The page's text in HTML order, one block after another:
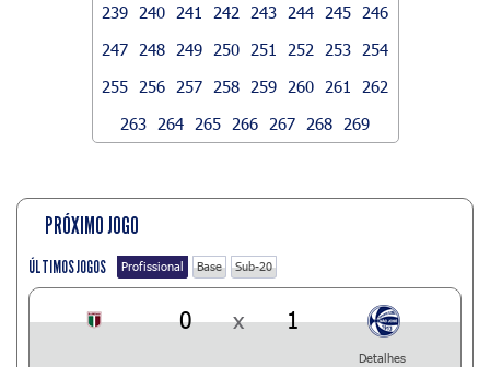
239
240 241 242 243 244 245
246
247
248 249 250 251 252 253
254
255
256 257 258 259 260 261
262
263
264 265 266 267 268 269
PRÓXIMO JOGO
ÚLTIMOS JOGOS Profissional Base Sub-20
0 x 1
Detalhes